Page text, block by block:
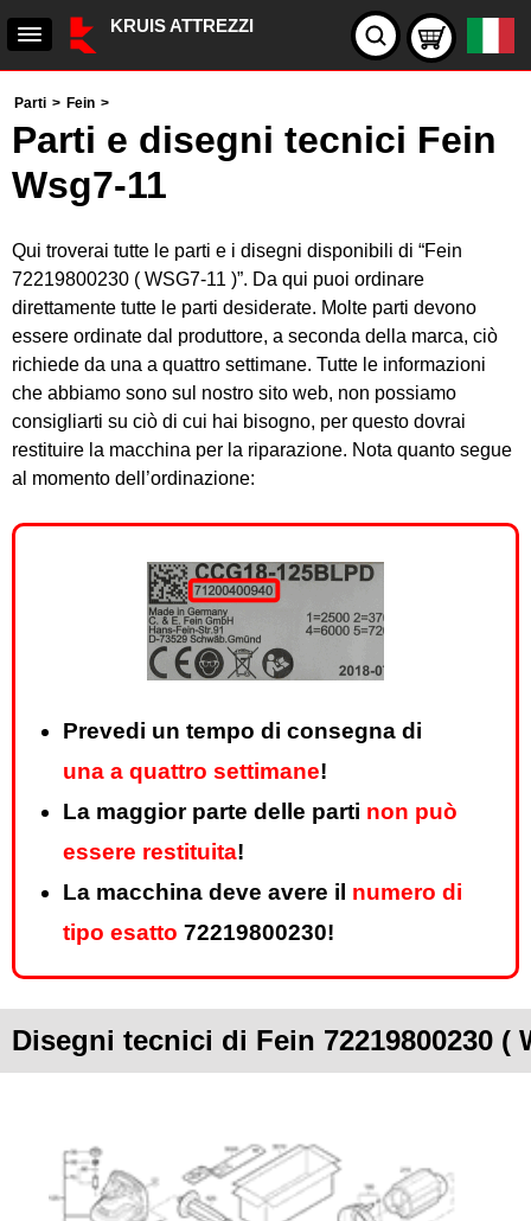
KRUIS ATTREZZI
Parti > Fein >
Parti e disegni tecnici Fein
Wsg7-11
Qui troverai tutte le parti e i disegni disponibili di “Fein
72219800230 ( WSG7-11 )”. Da qui puoi ordinare
direttamente tutte le parti desiderate. Molte parti devono
essere ordinate dal produttore, a seconda della marca, ciò
richiede da una a quattro settimane. Tutte le informazioni
che abbiamo sono sul nostro sito web, non possiamo
consigliarti su ciò di cui hai bisogno, per questo dovrai
restituire la macchina per la riparazione. Nota quanto segue
al momento dell’ordinazione:
Prevedi un tempo di consegna di
una a quattro settimane!
La maggior parte delle parti non può
essere restituita!
La macchina deve avere il numero di
tipo esatto 72219800230!
Disegni tecnici di Fein 72219800230 (